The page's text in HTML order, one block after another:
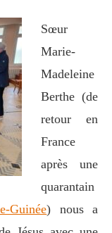
Sœur
Marie-
Madeleine
Berthe (de
retour en
France
après une
quarantain
Guinée) nous a